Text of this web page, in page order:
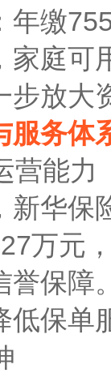
年缴
家庭可
步放大
服务体
营能力
新华保
万元
誉保障
低保单